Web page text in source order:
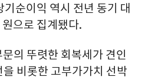
순이익 역시 전년 동기 대
으로 집계됐다.
의 뚜렷한 회복세가 견인
비롯한 고부가가치 선박